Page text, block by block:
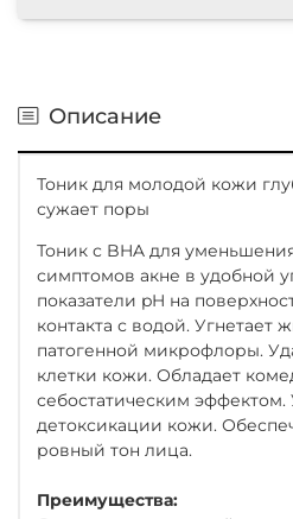
Описание
Тоник для молодой кожи
сужает поры
Тоник с BHA для
симптомов акне в удобной
показатели pH на
контакта с водой. Угнетает
патогенной микрофлоры.
клетки кожи. Обладает
себостатическим
детоксикации кожи.
ровный тон лица.
Преимущества: